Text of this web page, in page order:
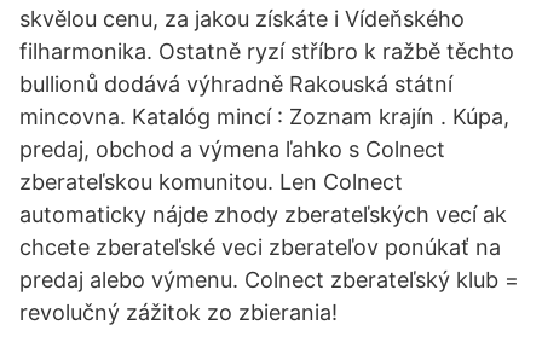
skvělou cenu, za jakou získáte i Vídeňského
filharmonika. Ostatně ryzí stříbro k ražbě těchto
bullionů dodává výhradně Rakouská státní
mincovna. Katalóg mincí : Zoznam krajín . Kúpa,
predaj, obchod a výmena ľahko s Colnect
zberateľskou komunitou. Len Colnect
automaticky nájde zhody zberateľských vecí ak
chcete zberateľské veci zberateľov ponúkať na
predaj alebo výmenu. Colnect zberateľský klub =
revolučný zážitok zo zbierania!